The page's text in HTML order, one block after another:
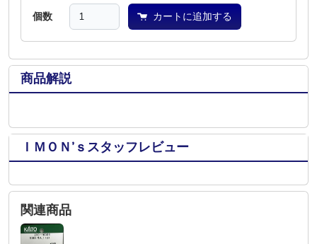
個数 カートに追加する
商品解説
ＩＭＯＮ’ｓスタッフレビュー
関連商品